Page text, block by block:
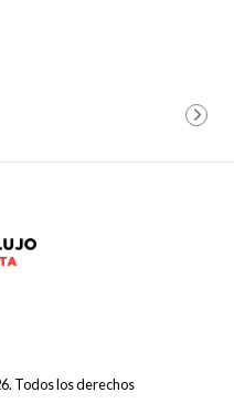
Todos los derechos